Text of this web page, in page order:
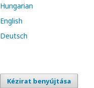
Hungarian
English
Deutsch
Kézirat benyújtása